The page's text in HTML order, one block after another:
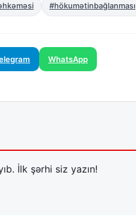
#hökumətinbağlanması
WhatsApp
İlk şərhi siz yazın!